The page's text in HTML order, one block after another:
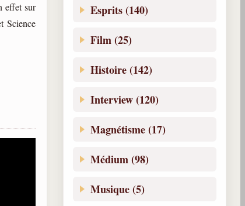
effet sur
Science
Esprits (140)
Film (25)
Histoire (142)
Interview (120)
Magnétisme (17)
Médium (98)
Musique (5)